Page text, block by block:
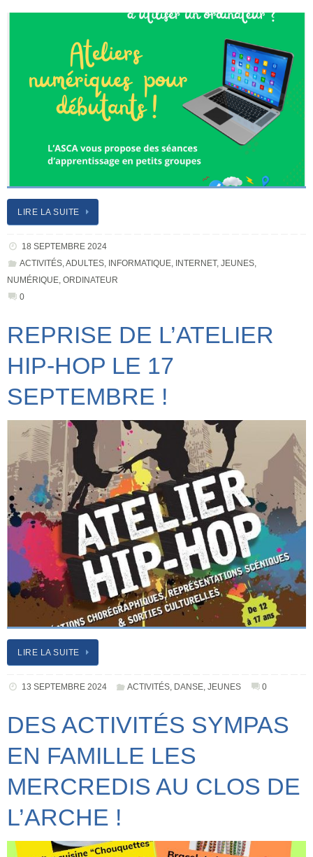
LIRE LA SUITE
18 SEPTEMBRE 2024
ACTIVITÉS,ADULTES, INFORMATIQUE, INTERNET, JEUNES,
NUMÉRIQUE, ORDINATEUR
0
REPRISE DE L’ATELIER
HIP-HOP LE 17
SEPTEMBRE !
LIRE LA SUITE
13 SEPTEMBRE 2024 ACTIVITÉS, DANSE,JEUNES 0
DES ACTIVITÉS SYMPAS
EN FAMILLE LES
MERCREDIS AU CLOS DE
L’ARCHE !